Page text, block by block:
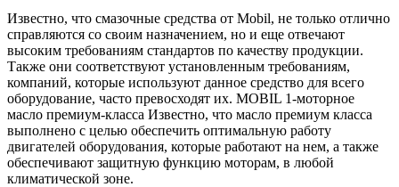
Известно, что смазочные средства от Mobil, не только отлично
справляются со своим назначением, но и еще отвечают
высоким требованиям стандартов по качеству продукции.
Также они соответствуют установленным требованиям,
компаний, которые используют данное средство для всего
оборудование, часто превосходят их. MOBIL 1-моторное
масло премиум-класса Известно, что масло премиум класса
выполнено с целью обеспечить оптимальную работу
двигателей оборудования, которые работают на нем, а также
обеспечивают защитную функцию моторам, в любой
климатической зоне.